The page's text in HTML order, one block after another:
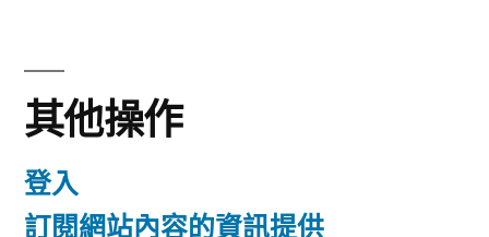
其他操作
登入
訂閱網站內容的資訊提供